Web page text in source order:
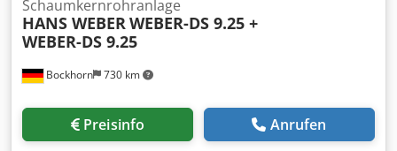
Bockhorn 730 km
Schaumkernrohranlage
HANS WEBERWEBER-DS 9.25 +
WEBER-DS 9.25
Preisinfo Anrufen